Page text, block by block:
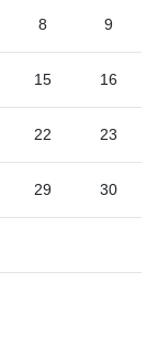
8 9
15 16
22 23
29 30